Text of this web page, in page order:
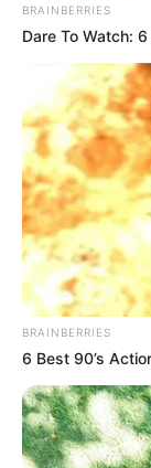
perfekte
Material
ist im
Anlage
SSB
gesichert
sind nicht
erfüllt
BRAINBERRIES
Dare To Watch:
BRAINBERRIES
6 Best 90’s